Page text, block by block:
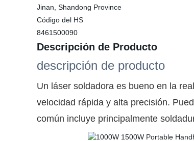
Jinan, Shandong Province
Código del HS
8461500090
Descripción de Producto
descripción de producto
Un láser soldadora es bueno en la
velocidad rápida y alta precisión.
común incluye principalmente